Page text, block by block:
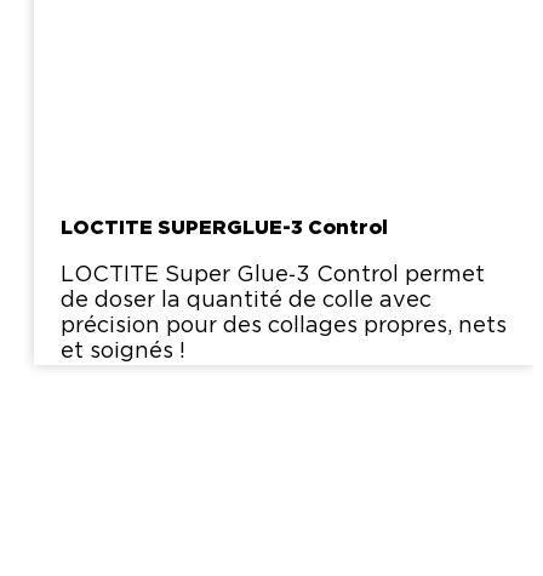
LOCTITE SUPERGLUE-3 Control
LOCTITE Super Glue‑3 Control permet
de doser la quantité de colle avec
précision pour des collages propres, nets
et soignés !